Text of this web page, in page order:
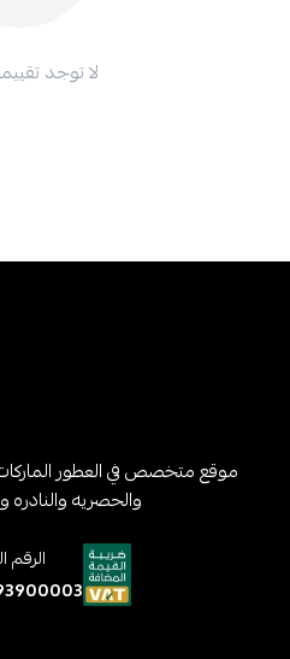
لا توجد
موقع متخصص في العطور الماركات
والحصريه والنادره
الرقم